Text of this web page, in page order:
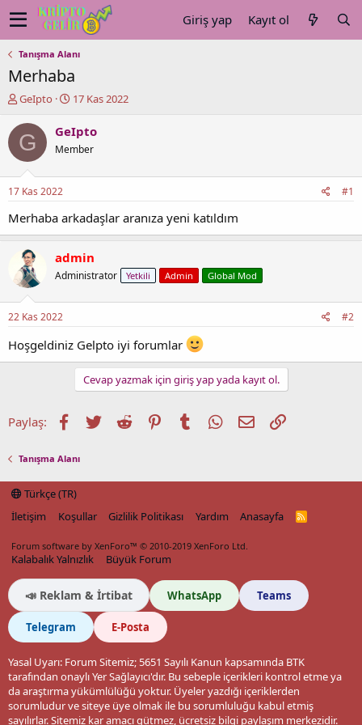
Giriş yap Kayıt ol
Tanışma Alanı
Merhaba
K
n
u
y
b
a
ş
t
a
n
GeIpto
B
ş
a
ç
r
i
i
17 Kas 2022
G GeIpto
Member
17 Kas 2022 #1
Merhaba arkadaşlar aranıza yeni katıldım
admin
Administrator Yetkili Admin Global Mod
22 Kas 2022 #2
Hoşgeldiniz Gelpto iyi forumlar
Cevap yazmak için giriş yap yada kayıt ol.
Paylaş: Facebook
TwitterReddit PinterestTumblrWhatsApp
E-postaLink
Tanışma Alanı
Türkçe (TR)
İletişim
Koşullar Gizlilik Politikası Yardım Anasayfa
R
Forum software by XenForo™ © 2010-2019 XenForo Ltd.
Kalabalık Yalnızlık Büyük Forum
📣 Reklam & İrtibat WhatsApp Teams
Telegram E-Posta
Yasal Uyarı: Forum Sitemiz; 5651 Sayılı Kanun kapsamında BTK
tarafından onaylı Yer Sağlayıcı'dır. Bu sebeple içerikleri kontrol etme ya
da araştırma yükümlülüğü yoktur. Üyeler yazdığı içeriklerden
sorumludur ve siteye üye olmak ile bu sorumluluğu kabul etmiş
sayılırlar. Sitemiz kar amacı gütmez, ücretsiz bilgi paylaşım merkezidir.